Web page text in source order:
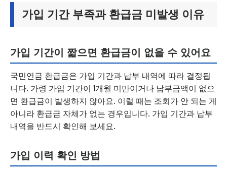
가입 기간 부족과 환급금 미발생 이유
가입 기간이 짧으면 환급금이 없을 수 있어요
국민연금 환급금은 가입 기간과 납부 내역에 따라 결정됩
니다. 가령 가입 기간이 1개월 미만이거나 납부금액이 없으
면 환급금이 발생하지 않아요. 이럴 때는 조회가 안 되는 게
아니라 환급금 자체가 없는 경우입니다. 가입 기간과 납부
내역을 반드시 확인해 보세요.
가입 이력 확인 방법